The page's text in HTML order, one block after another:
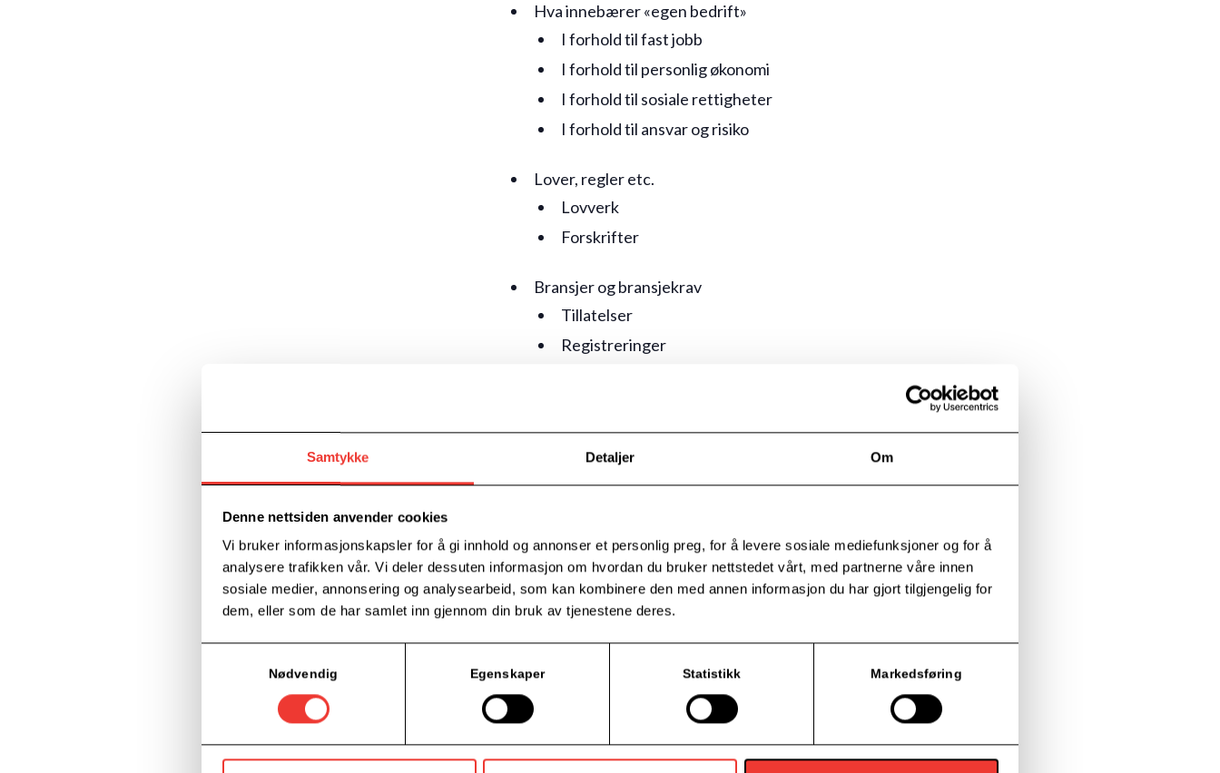
Samtykke Detaljer Om
Denne nettsiden anvender cookies
Vi bruker informasjonskapsler for å gi innhold og annonser et personlig preg, for å levere sosiale mediefunksjoner og for å
analysere trafikken vår. Vi deler dessuten informasjon om hvordan du bruker nettstedet vårt, med partnerne våre innen
sosiale medier, annonsering og analysearbeid, som kan kombinere den med annen informasjon du har gjort tilgjengelig for
dem, eller som de har samlet inn gjennom din bruk av tjenestene deres.
Nødvendig Egenskaper Statistikk Markedsføring
Hva innebærer «egen bedrift»
I forhold til fast jobb
I forhold til personlig økonomi
I forhold til sosiale rettigheter
I forhold til ansvar og risiko
Lover, regler etc.
Lovverk
Forskrifter
Bransjer og bransjekrav
Tillatelser
Registreringer
Hva må du tenke på før du starter
Ressursgrunnlag
Spørsmål og diskusjon
Del 2: Forberedelser – «Hvordan planlegger jeg det?»
Kursinnhold:
Økonomi og budsjetter